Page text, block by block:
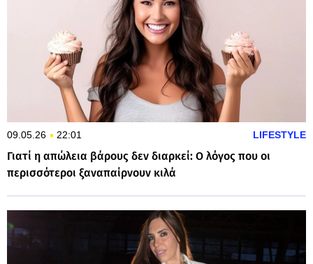
09.05.26 22:01 LIFESTYLE
Γιατί η απώλεια βάρους δεν διαρκεί: Ο λόγος που οι
περισσότεροι ξαναπαίρνουν κιλά